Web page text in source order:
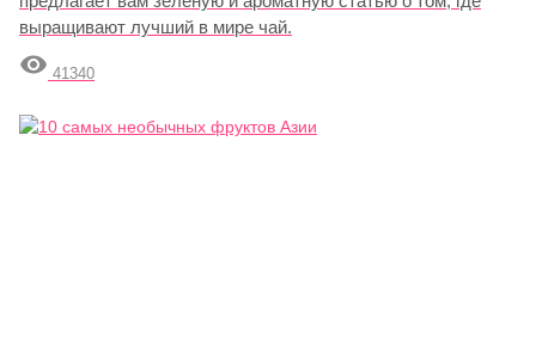
выращивают лучший в мире чай.
 41340